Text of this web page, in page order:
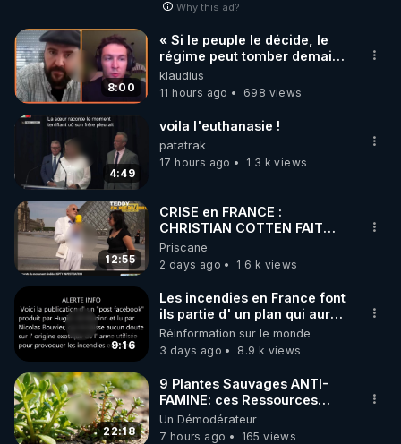
Why this ad?
8:00
« Si le peuple le décide, le
régime peut tomber demain !
»
klaudius
11 hours ago
698 views
4:49
voila l'euthanasie !
patatrak
17 hours ago
1.3 k views
12:55
CRISE en FRANCE :
CHRISTIAN COTTEN FAIT
une étrange découverte
Priscane
2 days ago
1.6 k views
9:16
Les incendies en France font
ils partie d' un plan qui aurait
débuté le 11 septembre 2001
?
Réinformation sur le monde
3 days ago
8.9 k views
22:18
9 Plantes Sauvages ANTI-
FAMINE: ces Ressources
JARDIN&des Haies
Un Démodérateur
7 hours ago
165 views